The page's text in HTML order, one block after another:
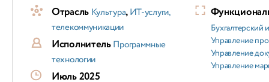
Отрасль Культура,ИТ-услуги,
телекоммуникации
ИсполнительПрограммные
технологии
Июль 2025
Бухгалтерский
Управление
Управление
Управление